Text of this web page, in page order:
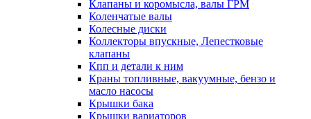
Клапаны и коромысла, валы ГРМ
Коленчатые валы
Колесные диски
Коллекторы впускные, Лепестковые
клапаны
Кпп и детали к ним
Краны топливные, вакуумные, бензо и
масло насосы
Крышки бака
Крышки вариаторов